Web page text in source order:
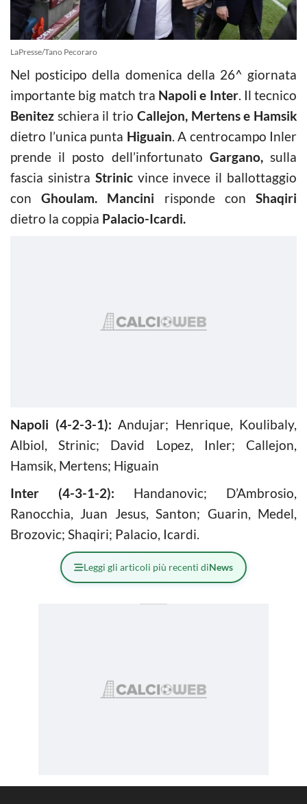
LaPresse/Tano Pecoraro
Nel posticipo della domenica della 26^ giornata
importante big match tra Napoli e Inter. Il tecnico
Benitez schiera il trio Callejon, Mertens e Hamsik
dietro l’unica punta Higuain. A centrocampo Inler
prende il posto dell’infortunato Gargano,sulla
fascia sinistra Strinicvince invece il ballottaggio
conGhoulam. Mancini risponde con Shaqiri
dietro la coppia Palacio-Icardi.
Napoli (4-2-3-1): Andujar; Henrique, Koulibaly,
Albiol, Strinic; David Lopez, Inler; Callejon,
Hamsik, Mertens; Higuain
Inter (4-3-1-2): Handanovic; D’Ambrosio,
Ranocchia, Juan Jesus, Santon; Guarin, Medel,
Brozovic; Shaqiri; Palacio, Icardi.
Leggi gli articoli più recenti diNews